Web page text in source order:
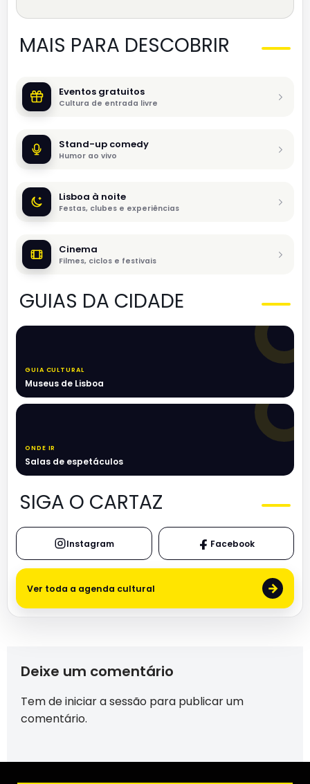
MAIS PARA DESCOBRIR
Eventos gratuitos
Cultura de entrada livre
Stand-up comedy
Humor ao vivo
Lisboa à noite
Festas, clubes e experiências
Cinema
Filmes, ciclos e festivais
GUIAS DA CIDADE
GUIA CULTURAL
Museus de Lisboa
ONDE IR
Salas de espetáculos
SIGA O CARTAZ
Instagram Facebook
Ver toda a agenda cultural →
Deixe um comentário
Tem deiniciar a sessão para publicar um
comentário.